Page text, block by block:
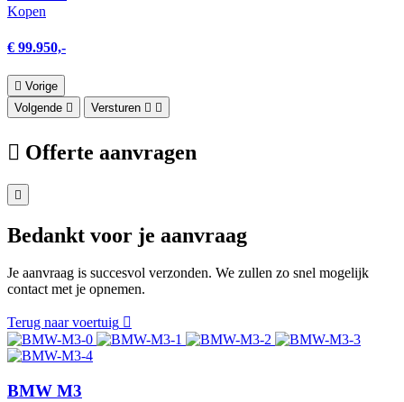
Kopen
€ 99.950,-
Vorige
Volgende
Versturen
Offerte aanvragen
Bedankt voor je aanvraag
Je aanvraag is succesvol verzonden. We zullen zo snel mogelijk
contact met je opnemen.
Terug naar voertuig
BMW M3